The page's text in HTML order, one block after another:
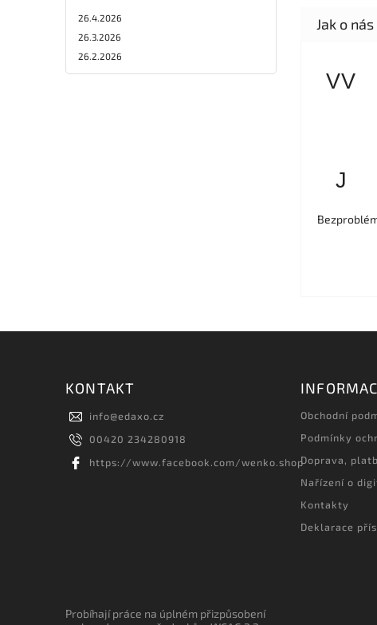
26.4.2026
26.3.2026
26.2.2026
VV
J
KONTAKT
info@edaxo.cz
00420 234280918
https://www.facebook.com/wenko.shop
Obchodní
Podmínky
Doprava,
Nařízení o
Kontakty
Deklarace
Probíhají práce na úplném přizpůsobení